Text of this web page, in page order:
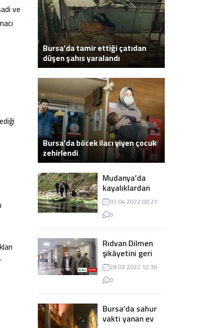
ve
Bursa’da tamir ettiği çatıdan
düşen şahıs yaralandı
Bursa’da böcek ilacı yiyen çocuk
zehirlendi
Mudanya’da
kayalıklardan
atlayarak intihar
eden genç ölü
bulundu
07.04.2022 00:21
0
Rıdvan Dilmen
şikâyetini geri
çekti, dava
düşürüldü
28.03.2022 12:36
0
Bursa’da sahur
vakti yanan ev